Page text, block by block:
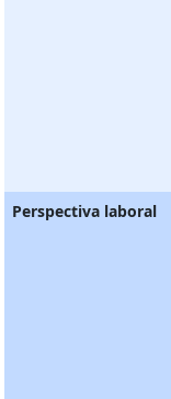
Perspectiva laboral